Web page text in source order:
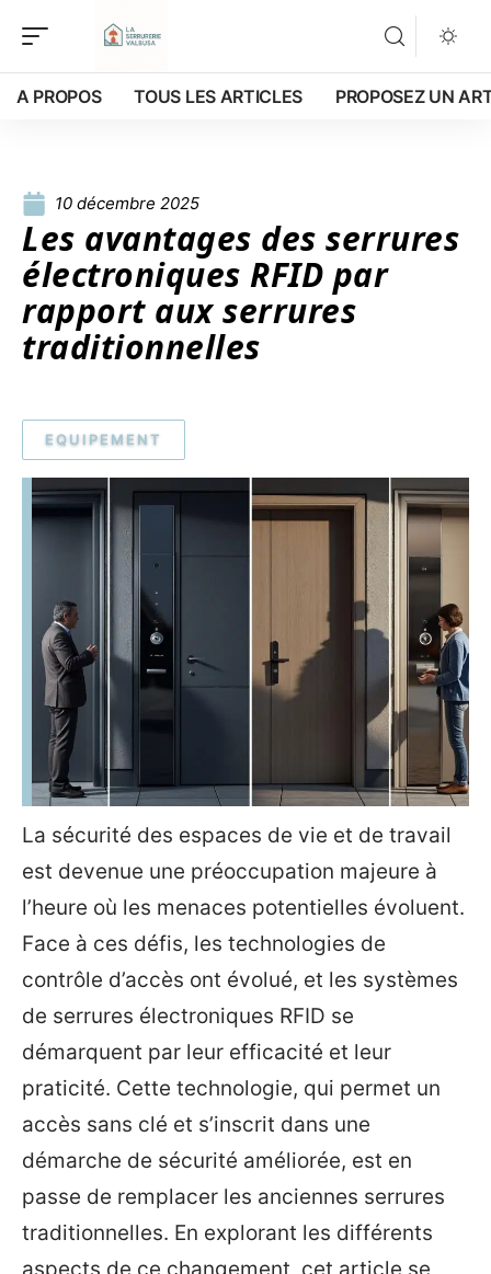
A PROPOS TOUS LES ARTICLES PROPOSEZ UN
10 décembre 2025
Les avantages des serrures
électroniques RFID par
rapport aux serrures
traditionnelles
EQUIPEMENT
La sécurité des espaces de vie et de travail
est devenue une préoccupation majeure à
l’heure où les menaces potentielles évoluent.
Face à ces défis, les technologies de
contrôle d’accès ont évolué, et les systèmes
de serrures électroniques RFID se
démarquent par leur efficacité et leur
praticité. Cette technologie, qui permet un
accès sans clé et s’inscrit dans une
démarche de sécurité améliorée, est en
passe de remplacer les anciennes serrures
traditionnelles. En explorant les différents